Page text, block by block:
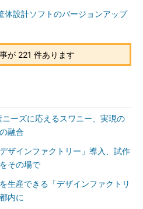
体設計ソフトのバージョンアップ
が 221 件あります
ーズに応えるスワニー、実現の
融合
ザインファクトリー」導入、試作
その場で
生産できる「デザインファクトリ
内に